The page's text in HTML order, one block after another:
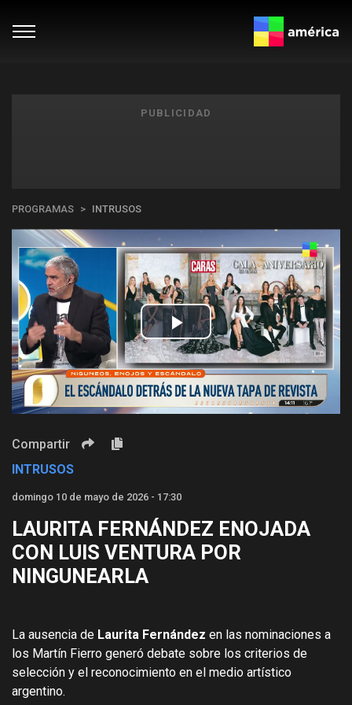
PUBLICIDAD
PROGRAMAS INTRUSOS
Play
Video
Compartir
INTRUSOS
domingo 10 de mayo de 2026 - 17:30
LAURITA FERNÁNDEZ ENOJADA
CON LUIS VENTURA POR
NINGUNEARLA
La ausencia de Laurita Fernández en las nominaciones a
los Martín Fierro generó debate sobre los criterios de
selección y el reconocimiento en el medio artístico
argentino.